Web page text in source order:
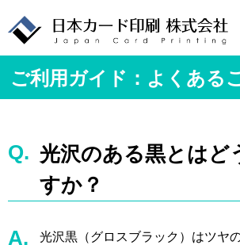
ご利用ガイド：よくある
光沢のある黒とはど
すか？
光沢黒（グロスブラック）はツヤ